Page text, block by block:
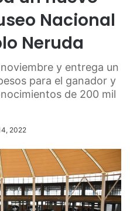
Nacional
Neruda
y entrega un
para el ganador y
de 200 mil
2022